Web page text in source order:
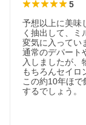
5
予想以上に美味
く抽出して、ミ
変気に入ってい
通常のデパート
入しましたが、
もちろんセイロ
この約10年ほで
するでしょう。